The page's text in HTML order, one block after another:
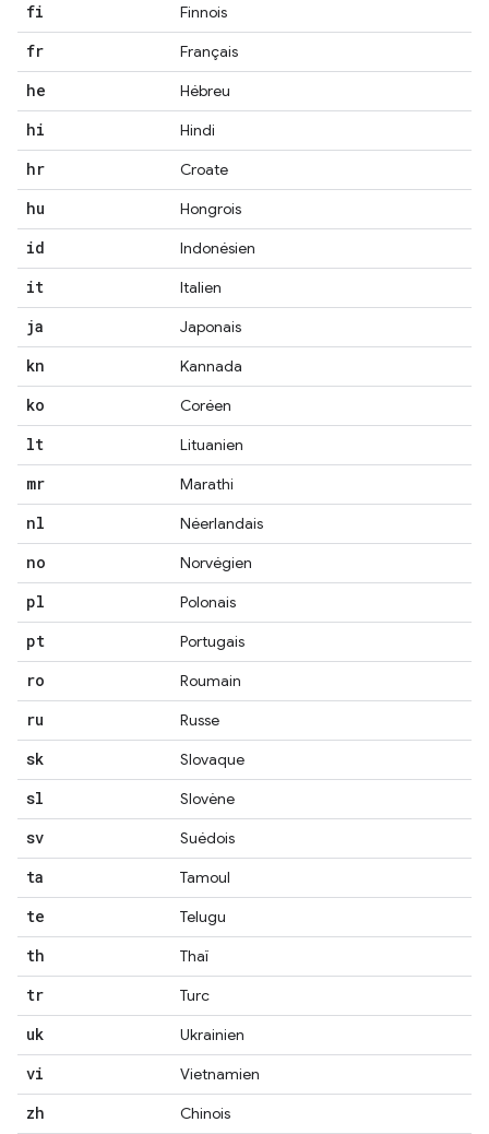
fi Finnois
fr Français
he Hébreu
hi Hindi
hr Croate
hu Hongrois
id Indonésien
it Italien
ja Japonais
kn Kannada
ko Coréen
lt Lituanien
mr Marathi
nl Néerlandais
no Norvégien
pl Polonais
pt Portugais
ro Roumain
ru Russe
sk Slovaque
sl Slovène
sv Suédois
ta Tamoul
te Telugu
th Thaï
tr Turc
uk Ukrainien
vi Vietnamien
zh Chinois